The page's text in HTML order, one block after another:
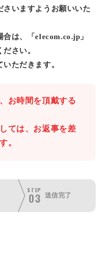
いますようお願いいた
は、「elecom.co.jp」
さい。
ただきます。
お時間を頂戴する
ては、お返事を差
。
STEP
03 送信完了